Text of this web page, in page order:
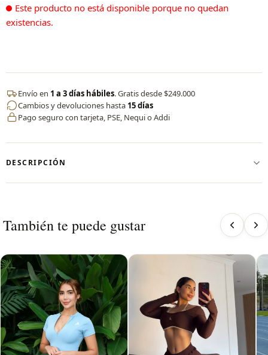
Este producto no está disponible porque no quedan
existencias.
Envío en 1 a 3 días hábiles. Gratis desde $249.000
Cambios y devoluciones hasta 15 días
Pago seguro con tarjeta, PSE, Nequi o Addi
DESCRIPCIÓN
cuerpo con un ajuste perfecto que resalta tu figura, brinda
soporte y transmite seguridad en cada movimiento. Su diseño
y estilo deportivo para acompañarte dentro y fuera del
entrenamiento.
✔️ Ajuste ceñido y anatómico que se adapta al cuerpo como
una segunda piel, estilizando la silueta y resaltando tus curvas
de forma natural.
✔️ Diseño de manga larga y corte completo, ideal para lograr
un look deportivo sofisticado, elegante y con mayor
También te puede gustar